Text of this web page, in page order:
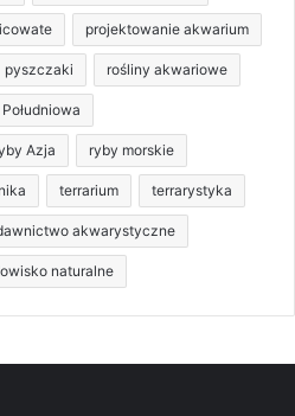
projektowanie akwarium
pyszczaki rośliny akwariowe
Azja ryby morskie
terrarium terrarystyka
akwarystyczne
naturalne